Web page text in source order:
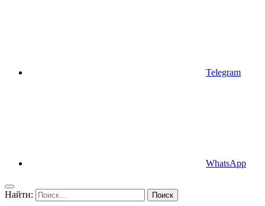
Telegram
WhatsApp
Найти: